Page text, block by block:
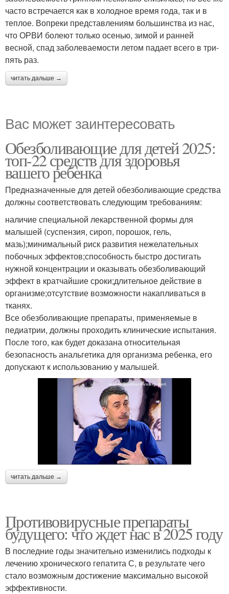
часто встречается как в холодное время года, так и в
теплое. Вопреки представлениям большинства из нас,
что ОРВИ болеют только осенью, зимой и ранней
весной, спад заболеваемости летом падает всего в три-
пять раз.
читать дальше →
Вас может заинтересовать
Обезболивающие для детей 2025:
топ-22 средств для здоровья
вашего ребенка
Предназначенные для детей обезболивающие средства
должны соответствовать следующим требованиям:
наличие специальной лекарственной формы для
малышей (суспензия, сироп, порошок, гель,
мазь);минимальный риск развития нежелательных
побочных эффектов;способность быстро достигать
нужной концентрации и оказывать обезболивающий
эффект в кратчайшие сроки;длительное действие в
организме;отсутствие возможности накапливаться в
тканях.
Все обезболивающие препараты, применяемые в
педиатрии, должны проходить клинические испытания.
После того, как будет доказана относительная
безопасность анальгетика для организма ребенка, его
допускают к использованию у малышей.
читать дальше →
Противовирусные препараты
будущего: что ждет нас в 2025 году
В последние годы значительно изменились подходы к
лечению хронического гепатита С, в результате чего
стало возможным достижение максимально высокой
эффективности.